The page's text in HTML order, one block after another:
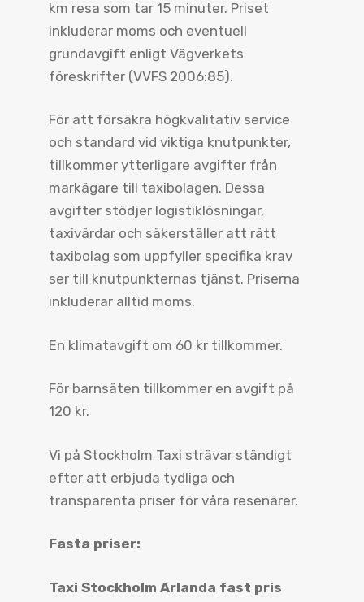
km resa som tar 15 minuter. Priset
inkluderar moms och eventuell
grundavgift enligt Vägverkets
föreskrifter (VVFS 2006:85).
För att försäkra högkvalitativ service
och standard vid viktiga knutpunkter,
tillkommer ytterligare avgifter från
markägare till taxibolagen. Dessa
avgifter stödjer logistiklösningar,
taxivärdar och säkerställer att rätt
taxibolag som uppfyller specifika krav
ser till knutpunkternas tjänst. Priserna
inkluderar alltid moms.
En klimatavgift om 60 kr tillkommer.
För barnsäten tillkommer en avgift på
120 kr.
Vi på Stockholm Taxi strävar ständigt
efter att erbjuda tydliga och
transparenta priser för våra resenärer.
Fasta priser:
Taxi Stockholm Arlanda fast pris